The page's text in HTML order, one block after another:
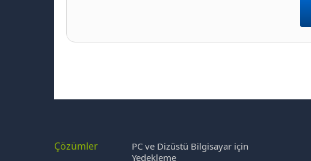
Çözümler
PC ve Dizüstü Bilgisayar için
Yedekleme